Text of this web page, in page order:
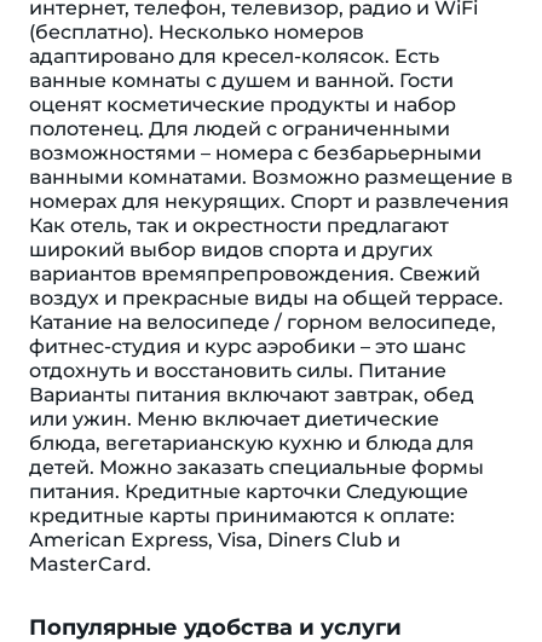
интернет, телефон, телевизор, радио и WiFi
(бесплатно). Несколько номеров
адаптировано для кресел-колясок. Есть
ванные комнаты с душем и ванной. Гости
оценят косметические продукты и набор
полотенец. Для людей с ограниченными
возможностями – номера с безбарьерными
ванными комнатами. Возможно размещение в
номерах для некурящих. Спорт и развлечения
Как отель, так и окрестности предлагают
широкий выбор видов спорта и других
вариантов времяпрепровождения. Свежий
воздух и прекрасные виды на общей террасе.
Катание на велосипеде / горном велосипеде,
фитнес-студия и курс аэробики – это шанс
отдохнуть и восстановить силы. Питание
Варианты питания включают завтрак, обед
или ужин. Меню включает диетические
блюда, вегетарианскую кухню и блюда для
детей. Можно заказать специальные формы
питания. Кредитные карточки Следующие
кредитные карты принимаются к оплате:
American Express, Visa, Diners Club и
MasterCard.
Популярные удобства и услуги